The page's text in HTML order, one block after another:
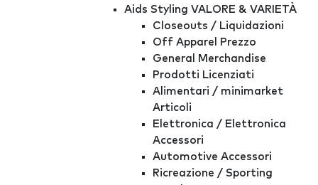
Aids Styling VALORE & VARIETÀ
Closeouts / Liquidazioni
Off Apparel Prezzo
General Merchandise
Prodotti Licenziati
Alimentari / minimarket
Articoli
Elettronica / Elettronica
Accessori
Automotive Accessori
Ricreazione / Sporting